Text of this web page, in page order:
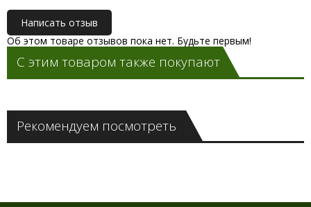
Написать отзыв
Об этом товаре отзывов пока нет. Будьте первым!
С этим товаром также покупают
Рекомендуем посмотреть